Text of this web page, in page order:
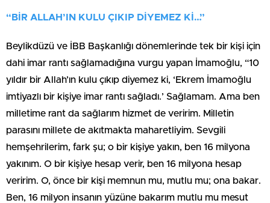
“BİR ALLAH’IN KULU ÇIKIP DİYEMEZ Kİ…”
Beylikdüzü ve İBB Başkanlığı dönemlerinde tek bir kişi için
dahi imar rantı sağlamadığına vurgu yapan İmamoğlu, “10
yıldır bir Allah’ın kulu çıkıp diyemez ki, ‘Ekrem İmamoğlu
imtiyazlı bir kişiye imar rantı sağladı.’ Sağlamam. Ama ben
milletime rant da sağlarım hizmet de veririm. Milletin
parasını millete de akıtmakta maharetliyim. Sevgili
hemşehrilerim, fark şu; o bir kişiye yakın, ben 16 milyona
yakınım. O bir kişiye hesap verir, ben 16 milyona hesap
veririm. O, önce bir kişi memnun mu, mutlu mu; ona bakar.
Ben, 16 milyon insanın yüzüne bakarım mutlu mu mesut